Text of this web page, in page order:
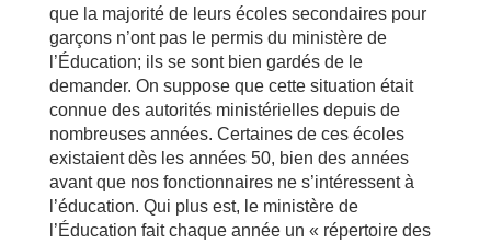
que la majorité de leurs écoles secondaires pour
garçons n’ont pas le permis du ministère de
l’Éducation; ils se sont bien gardés de le
demander. On suppose que cette situation était
connue des autorités ministérielles depuis de
nombreuses années. Certaines de ces écoles
existaient dès les années 50, bien des années
avant que nos fonctionnaires ne s’intéressent à
l’éducation. Qui plus est, le ministère de
l’Éducation fait chaque année un « répertoire des